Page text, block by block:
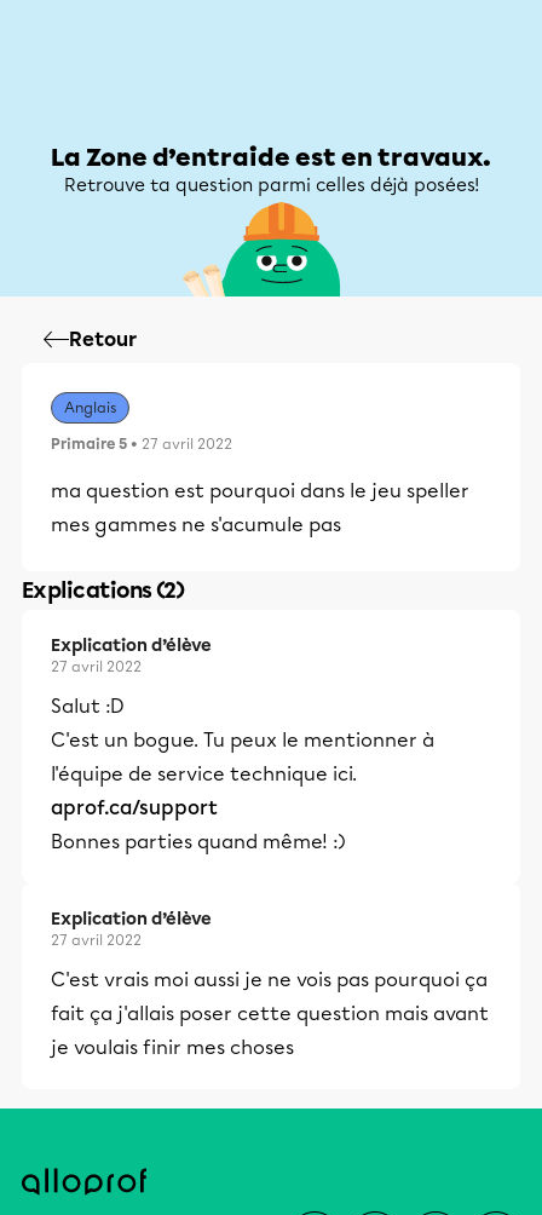
La Zone d’entraide est en travaux.
Retrouve ta question parmi celles déjà posées!
Retour
Anglais
Primaire 5 • 27 avril 2022
ma question est pourquoi dans le jeu speller
mes gammes ne s'acumule pas
Explications (2)
Explication d’élève
27 avril 2022
Salut :D
C'est un bogue. Tu peux le mentionner à
l'équipe de service technique ici.
aprof.ca/support
Bonnes parties quand même! :)
Explication d’élève
27 avril 2022
C'est vrais moi aussi je ne vois pas pourquoi ça
fait ça j'allais poser cette question mais avant
je voulais finir mes choses